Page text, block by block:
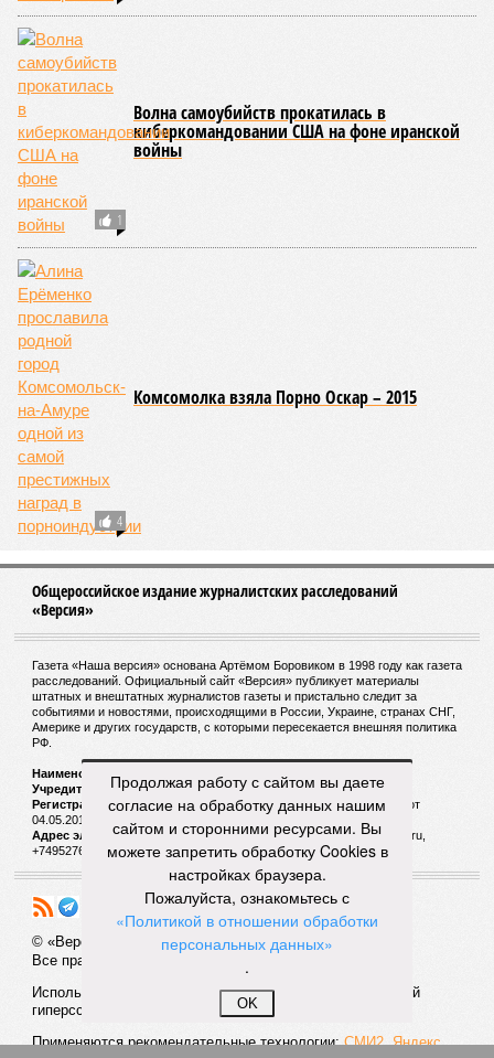
Невидимый убийца
Упоминают эксперты и жару вкупе с засухой и
следующими отсюда лесными пожарами. Тут в группе
риска запад США, юг Европы, Австралия, Ближний Восток,
а также некоторые районы Бразилии и Африки к югу от
Сахары. Леса начинают гореть всё чаще и чаще,
достаточно посмотреть общемировую статистику; сотни
тысяч людей остаются без крова, десятки тысяч – гибнут.
Но проблема не только в этом. Проблема ещё и в том, что
огонь уничтожает лесную экосистему, сельское хозяйство
и кропотливо созданную человеком инфраструктуру.
Учитывая то, что пожары начинают становиться чуть ли не
ежегодной реальностью на фоне глобального потепления,
год за годом их будет всё больше, и здесь уже среди
прочего в большой опасности Европа. Небывалая жара,
зафиксированная в этом и прошлом годах в Италии и во
Франции, тому лучшее подтверждение.
Есть в перечне A-Z Animals и экзотика, впрочем, не менее
смертоносная. Это, в частности, «лимнические
извержения», о которых мало кто слышал. Речь идёт о
явлениях, когда большое количество углекислого газа
внезапно вырывается из глубин озёр, образуя невидимое
людей и животных. Катастрофа на озере Ньос в Камеруне
в 1986 году остаётся одним из наиболее чудовищных
близлежащие деревни.
И здесь мы плавно подходим к тому, чем все эти
стихийные бедствия могут закончиться. А именно – к
социальному коллапсу, то есть фактическому упадку
развитой цивилизации, зачастую с последующим её
полным уничтожением. Среди причин такого трагического
развития событий учёные называют деградацию
окружающей среды, истощение ресурсов и болезни. А ведь
любая природная катастрофа непременно ведёт именно к
этому – экономическому кризису, эпидемиям, голоду,
резкому сокращению численности населения. Так погибли
цивилизации шумеров, майя, кхмеров – список не
исчерпывающий. Какая цивилизация будет следующей?
Газета
Опубликовано:05.08.2026 13:00
Отредактировано:05.08.2026 13:00
Продолжая работу с сайтом вы даете
согласие на обработку данных нашим
сайтом и сторонними ресурсами. Вы
можете запретить обработку Cookies в
настройках браузера.
Пожалуйста, ознакомьтесь с
«Политикой в отношении обработки
персональных данных»
.
OK